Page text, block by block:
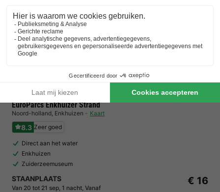
EuroParcs Enkhuizer Strand
Noord-holland, Enkhuizen Kaart
8.3 Zeer goed
Direct aan het water
Enkhuizen
Zuiderzeemuseum
STAANPLAATS
Van 20 tot 21 sep, 1 nacht, Vanaf
€ 16